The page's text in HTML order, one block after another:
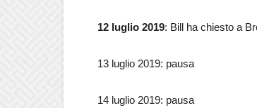
12 luglio 2019: Bill ha chiesto a
13 luglio 2019: pausa
14 luglio 2019: pausa